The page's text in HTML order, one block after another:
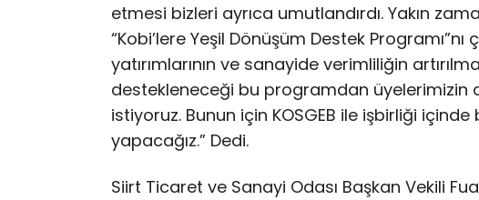
etmesi bizleri ayrıca umutlandırdı. Yakın
“Kobi’lere Yeşil Dönüşüm Destek
yatırımlarının ve sanayide verimliliğin
destekleneceği bu programdan üyelerimizin
istiyoruz. Bunun için KOSGEB ile işbirliği
yapacağız.” Dedi.
Siirt Ticaret ve Sanayi Odası Başkan Vekili